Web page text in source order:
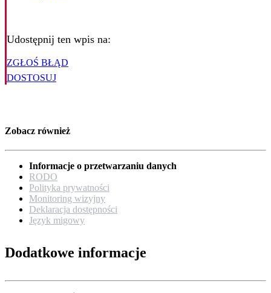
Udostępnij ten wpis na:
ZGŁOŚ BŁĄD
DOSTOSUJ
Zobacz również
Informacje o przetwarzaniu danych
RODO
Polityka prywatności
Monitoring wizyjny
Deklaracja dostępności
Język migowy
Dodatkowe informacje